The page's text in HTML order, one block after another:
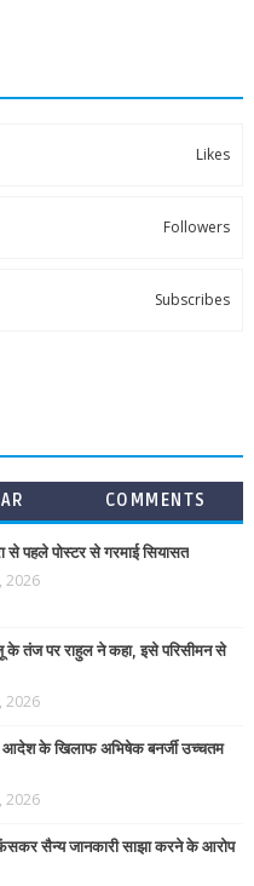
Likes
Followers
Subscribes
COMMENTS
से पहले पोस्टर से गरमाई सियासत
2026
के तंज पर राहुल ने कहा, इसे परिसीमन से
2026
आदेश के खिलाफ अभिषेक बनर्जी उच्चतम
2026
फंसकर सैन्य जानकारी साझा करने के आरोप